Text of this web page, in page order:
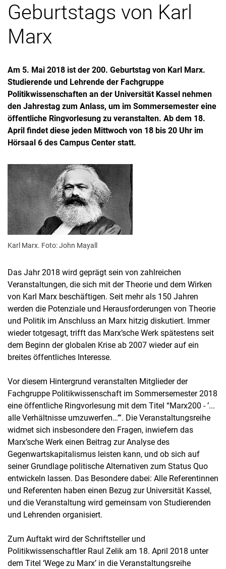
Geburtstags von Karl
Marx
Am 5. Mai 2018 ist der 200. Geburtstag von Karl Marx.
Studierende und Lehrende der Fachgruppe
Politikwissenschaften an der Universität Kassel nehmen
den Jahrestag zum Anlass, um im Sommersemester eine
öffentliche Ringvorlesung zu veranstalten. Ab dem 18.
April findet diese jeden Mittwoch von 18 bis 20 Uhr im
Hörsaal 6 des Campus Center statt.
Karl Marx. Foto: John Mayall
Das Jahr 2018 wird geprägt sein von zahlreichen
Veranstaltungen, die sich mit der Theorie und dem Wirken
von Karl Marx beschäftigen. Seit mehr als 150 Jahren
werden die Potenziale und Herausforderungen von Theorie
und Politik im Anschluss an Marx hitzig diskutiert. Immer
wieder totgesagt, trifft das Marx’sche Werk spätestens seit
dem Beginn der globalen Krise ab 2007 wieder auf ein
breites öffentliches Interesse.
Vor diesem Hintergrund veranstalten Mitglieder der
Fachgruppe Politikwissenschaft im Sommersemester 2018
eine öffentliche Ringvorlesung mit dem Titel “Marx200 - ’...
alle Verhältnisse umzuwerfen…’”. Die Veranstaltungsreihe
widmet sich insbesondere den Fragen, inwiefern das
Marx’sche Werk einen Beitrag zur Analyse des
Gegenwartskapitalismus leisten kann, und ob sich auf
seiner Grundlage politische Alternativen zum Status Quo
entwickeln lassen. Das Besondere dabei: Alle Referentinnen
und Referenten haben einen Bezug zur Universität Kassel,
und die Veranstaltung wird gemeinsam von Studierenden
und Lehrenden organisiert.
Zum Auftakt wird der Schriftsteller und
Politikwissenschaftler Raul Zelik am 18. April 2018 unter
dem Titel ‘Wege zu Marx’ in die Veranstaltungsreihe